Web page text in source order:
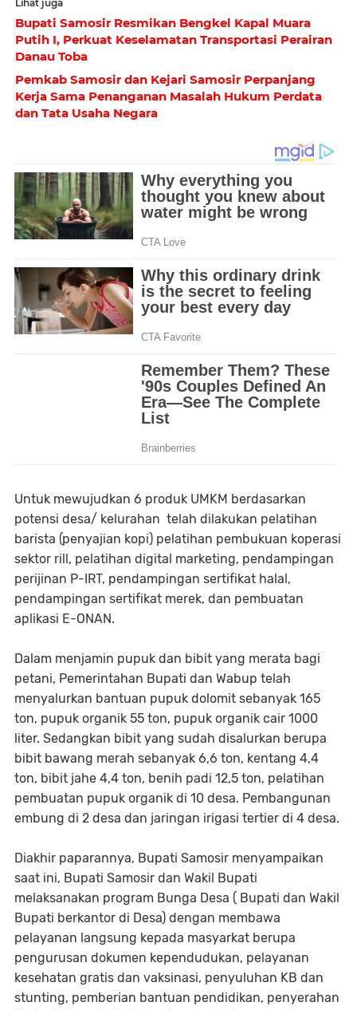
Lihat juga
Bupati Samosir Resmikan Bengkel Kapal Muara
Putih I, Perkuat Keselamatan Transportasi Perairan
Danau Toba
Pemkab Samosir dan Kejari Samosir Perpanjang
Kerja Sama Penanganan Masalah Hukum Perdata
dan Tata Usaha Negara
Untuk mewujudkan 6 produk UMKM berdasarkan
potensi desa/ kelurahan telah dilakukan pelatihan
barista (penyajian kopi) pelatihan pembukuan koperasi
sektor rill, pelatihan digital marketing, pendampingan
perijinan P-IRT, pendampingan sertifikat halal,
pendampingan sertifikat merek, dan pembuatan
aplikasi E-ONAN.
Dalam menjamin pupuk dan bibit yang merata bagi
petani, Pemerintahan Bupati dan Wabup telah
menyalurkan bantuan pupuk dolomit sebanyak 165
ton, pupuk organik 55 ton, pupuk organik cair 1000
liter. Sedangkan bibit yang sudah disalurkan berupa
bibit bawang merah sebanyak 6,6 ton, kentang 4,4
ton, bibit jahe 4,4 ton, benih padi 12,5 ton, pelatihan
pembuatan pupuk organik di 10 desa. Pembangunan
embung di 2 desa dan jaringan irigasi tertier di 4 desa.
Diakhir paparannya, Bupati Samosir menyampaikan
saat ini, Bupati Samosir dan Wakil Bupati
melaksanakan program Bunga Desa ( Bupati dan Wakil
Bupati berkantor di Desa) dengan membawa
pelayanan langsung kepada masyarkat berupa
pengurusan dokumen kependudukan, pelayanan
kesehatan gratis dan vaksinasi, penyuluhan KB dan
stunting, pemberian bantuan pendidikan, penyerahan